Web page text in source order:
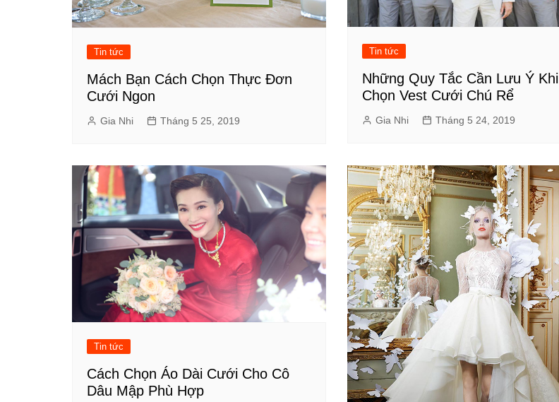
Tin tức
Mách Bạn Cách Chọn Thực Đơn
Cưới Ngon
Gia Nhi Tháng 5 25, 2019
Tin tức
Những Quy Tắc Cần Lưu Ý Khi
Chọn Vest Cưới Chú Rể
Gia Nhi Tháng 5 24, 2019
Tin tức
Cách Chọn Áo Dài Cưới Cho Cô
Dâu Mập Phù Hợp